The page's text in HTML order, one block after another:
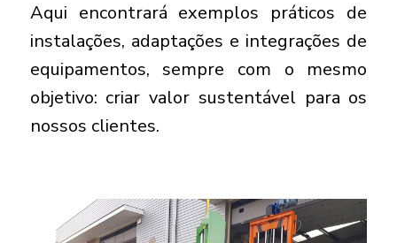
Aqui encontrará exemplos práticos de
instalações, adaptações e integrações de
equipamentos, sempre com o mesmo
objetivo: criar valor sustentável para os
nossos clientes.